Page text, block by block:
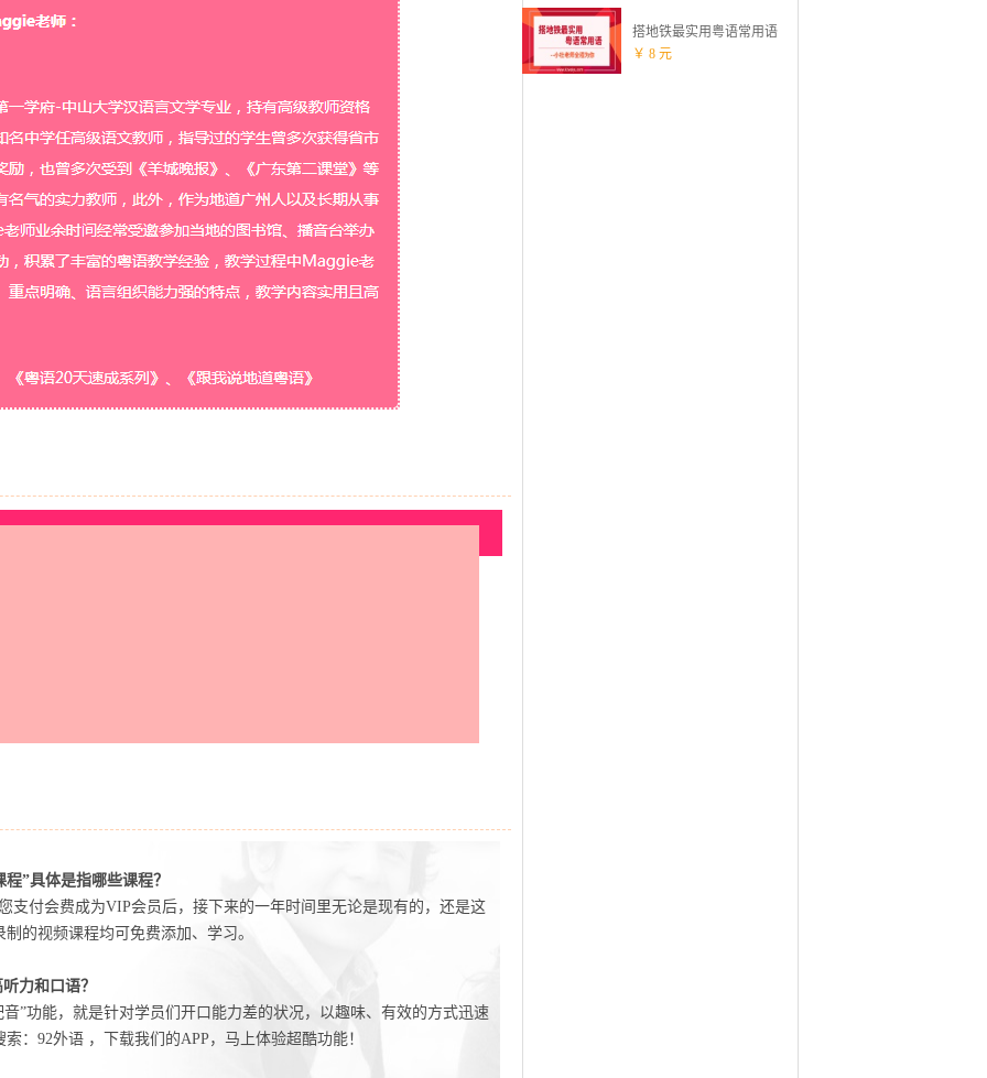
”具体是指哪些课程？
支付会费成为VIP会员后，接下来的一年时间里无论是现有的，还是这
的视频课程均可免费添加、学习。
力和口语？
”功能，就是针对学员们开口能力差的状况，以趣味、有效的方式迅速
：92外语 ，下载我们的APP，马上体验超酷功能！
搭地铁最实用粤语常用语
￥ 8 元